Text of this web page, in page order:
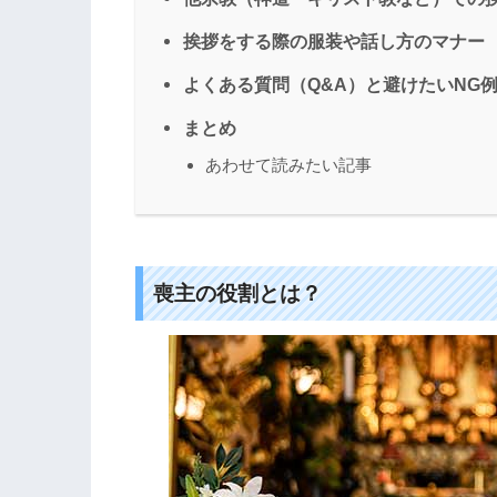
挨拶をする際の服装や話し方のマナー
よくある質問（Q&A）と避けたいNG例
まとめ
あわせて読みたい記事
喪主の役割とは？